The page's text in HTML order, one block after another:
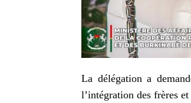
La délégation a
l’intégration des frères